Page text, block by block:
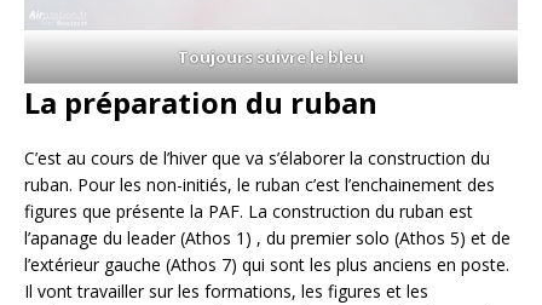
Toujours suivre le bleu
La préparation du ruban
C’est au cours de l’hiver que va s’élaborer la construction du
ruban. Pour les non-initiés, le ruban c’est l’enchainement des
figures que présente la PAF. La construction du ruban est
l’apanage du leader (Athos 1) , du premier solo (Athos 5) et de
l’extérieur gauche (Athos 7) qui sont les plus anciens en poste.
Il vont travailler sur les formations, les figures et les